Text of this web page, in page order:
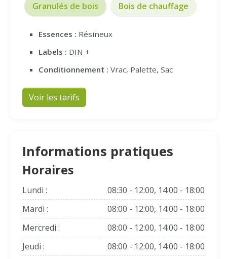
Granulés de bois Bois de chauffage
Essences : Résineux
Labels : DIN +
Conditionnement : Vrac, Palette, Sac
Voir les tarifs
Informations pratiques
Horaires
Lundi :
08:30 - 12:00, 14:00 - 18:00
Mardi :
08:00 - 12:00, 14:00 - 18:00
Mercredi :
08:00 - 12:00, 14:00 - 18:00
Jeudi :
08:00 - 12:00, 14:00 - 18:00